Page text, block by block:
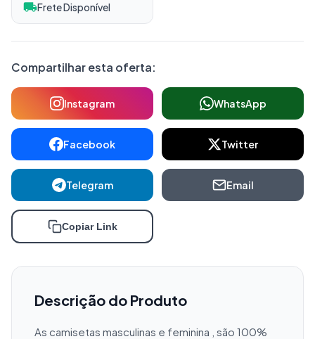
Frete Disponível
Compartilhar esta oferta:
Instagram WhatsApp
Facebook Twitter
Telegram Email
Copiar Link
Descrição do Produto
As camisetas masculinas e feminina , são 100%